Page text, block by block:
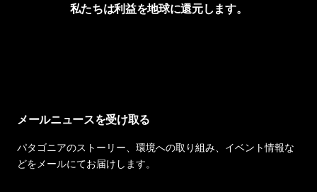
私たちは利益を地球に還元します。
メールニュースを受け取る
パタゴニアのストーリー、環境への取り組み、イベント情報な
どをメールにてお届けします。